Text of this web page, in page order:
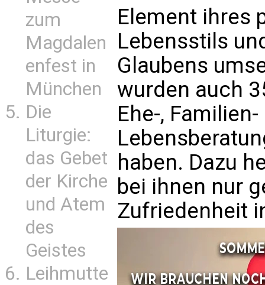
zum
Magdalen
enfest in
München
Die
Liturgie:
das Gebet
der Kirche
und Atem
des
Geistes
Leihmutte
Element ihres
Lebensstils
Glaubens
wurden auch
Ehe-,
haben. Dazu
bei ihnen nur
Zufriedenheit